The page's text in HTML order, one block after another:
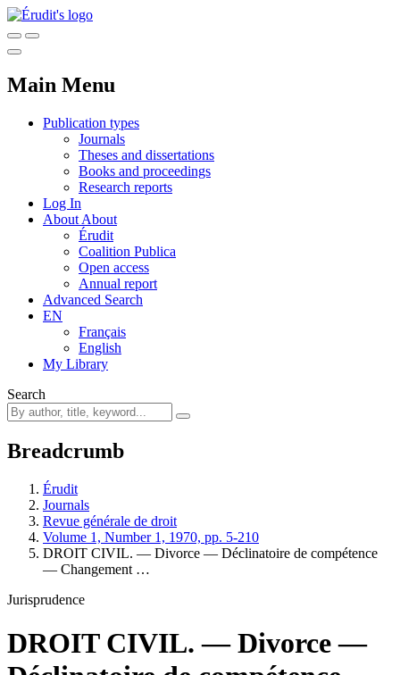
Main Menu
Publication types
Journals
Theses and dissertations
Books and proceedings
Research reports
Log In
About About
Érudit
Coalition Publica
Open access
Annual report
Advanced Search
EN
Français
English
My Library
Search
Breadcrumb
Érudit
Journals
Revue générale de droit
Volume 1, Number 1, 1970, pp. 5-210
DROIT CIVIL. — Divorce — Déclinatoire de compétence
— Changement …
Jurisprudence
DROIT CIVIL. — Divorce —